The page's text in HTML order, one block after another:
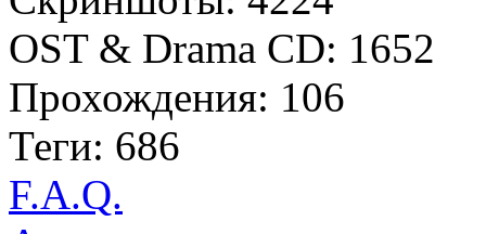
OST & Drama CD: 1652
Прохождения: 106
Теги: 686
F.A.Q.